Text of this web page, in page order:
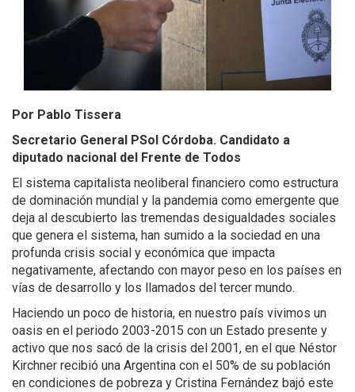
Por Pablo Tissera
Secretario General PSol Córdoba. Candidato a
diputado nacional del Frente de Todos
El sistema capitalista neoliberal financiero como estructura
de dominación mundial y la pandemia como emergente que
deja al descubierto las tremendas desigualdades sociales
que genera el sistema, han sumido a la sociedad en una
profunda crisis social y económica que impacta
negativamente, afectando con mayor peso en los países en
vías de desarrollo y los llamados del tercer mundo.
Haciendo un poco de historia, en nuestro país vivimos un
oasis en el periodo 2003-2015 con un Estado presente y
activo que nos sacó de la crisis del 2001, en el que Néstor
Kirchner recibió una Argentina con el 50% de su población
en condiciones de pobreza y Cristina Fernández bajó este